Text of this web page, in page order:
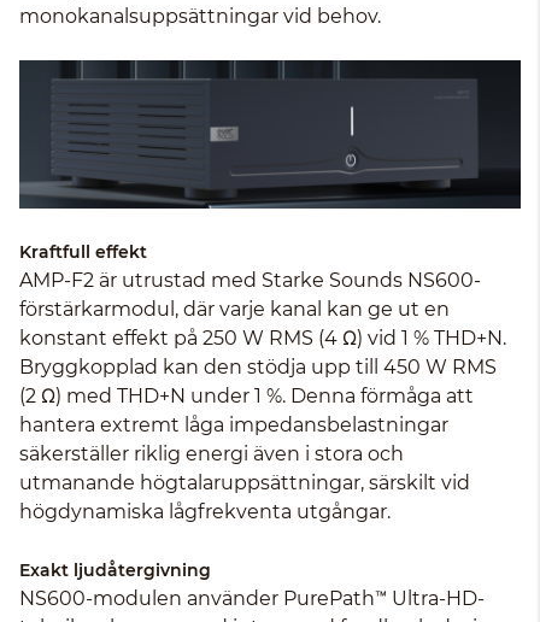
monokanalsuppsättningar vid behov.
Kraftfull effekt
AMP-F2 är utrustad med Starke Sounds NS600-
förstärkarmodul, där varje kanal kan ge ut en
konstant effekt på 250 W RMS (4 Ω) vid 1 % THD+N.
Bryggkopplad kan den stödja upp till 450 W RMS
(2 Ω) med THD+N under 1 %. Denna förmåga att
hantera extremt låga impedansbelastningar
säkerställer riklig energi även i stora och
utmanande högtalaruppsättningar, särskilt vid
högdynamiska lågfrekventa utgångar.
Exakt ljudåtergivning
NS600-modulen använder PurePath™ Ultra-HD-